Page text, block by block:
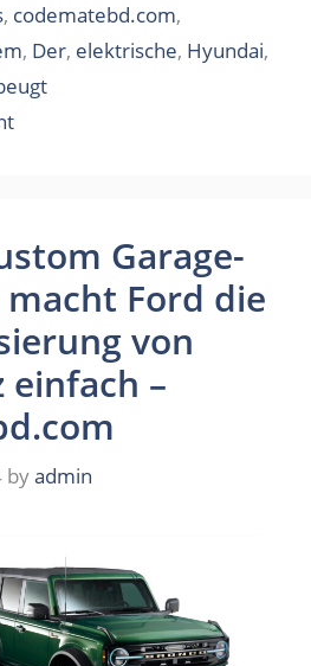
, codematebd.com,
, Der, elektrische, Hyundai,
Garage-
Ford die
von
einfach –
byadmin